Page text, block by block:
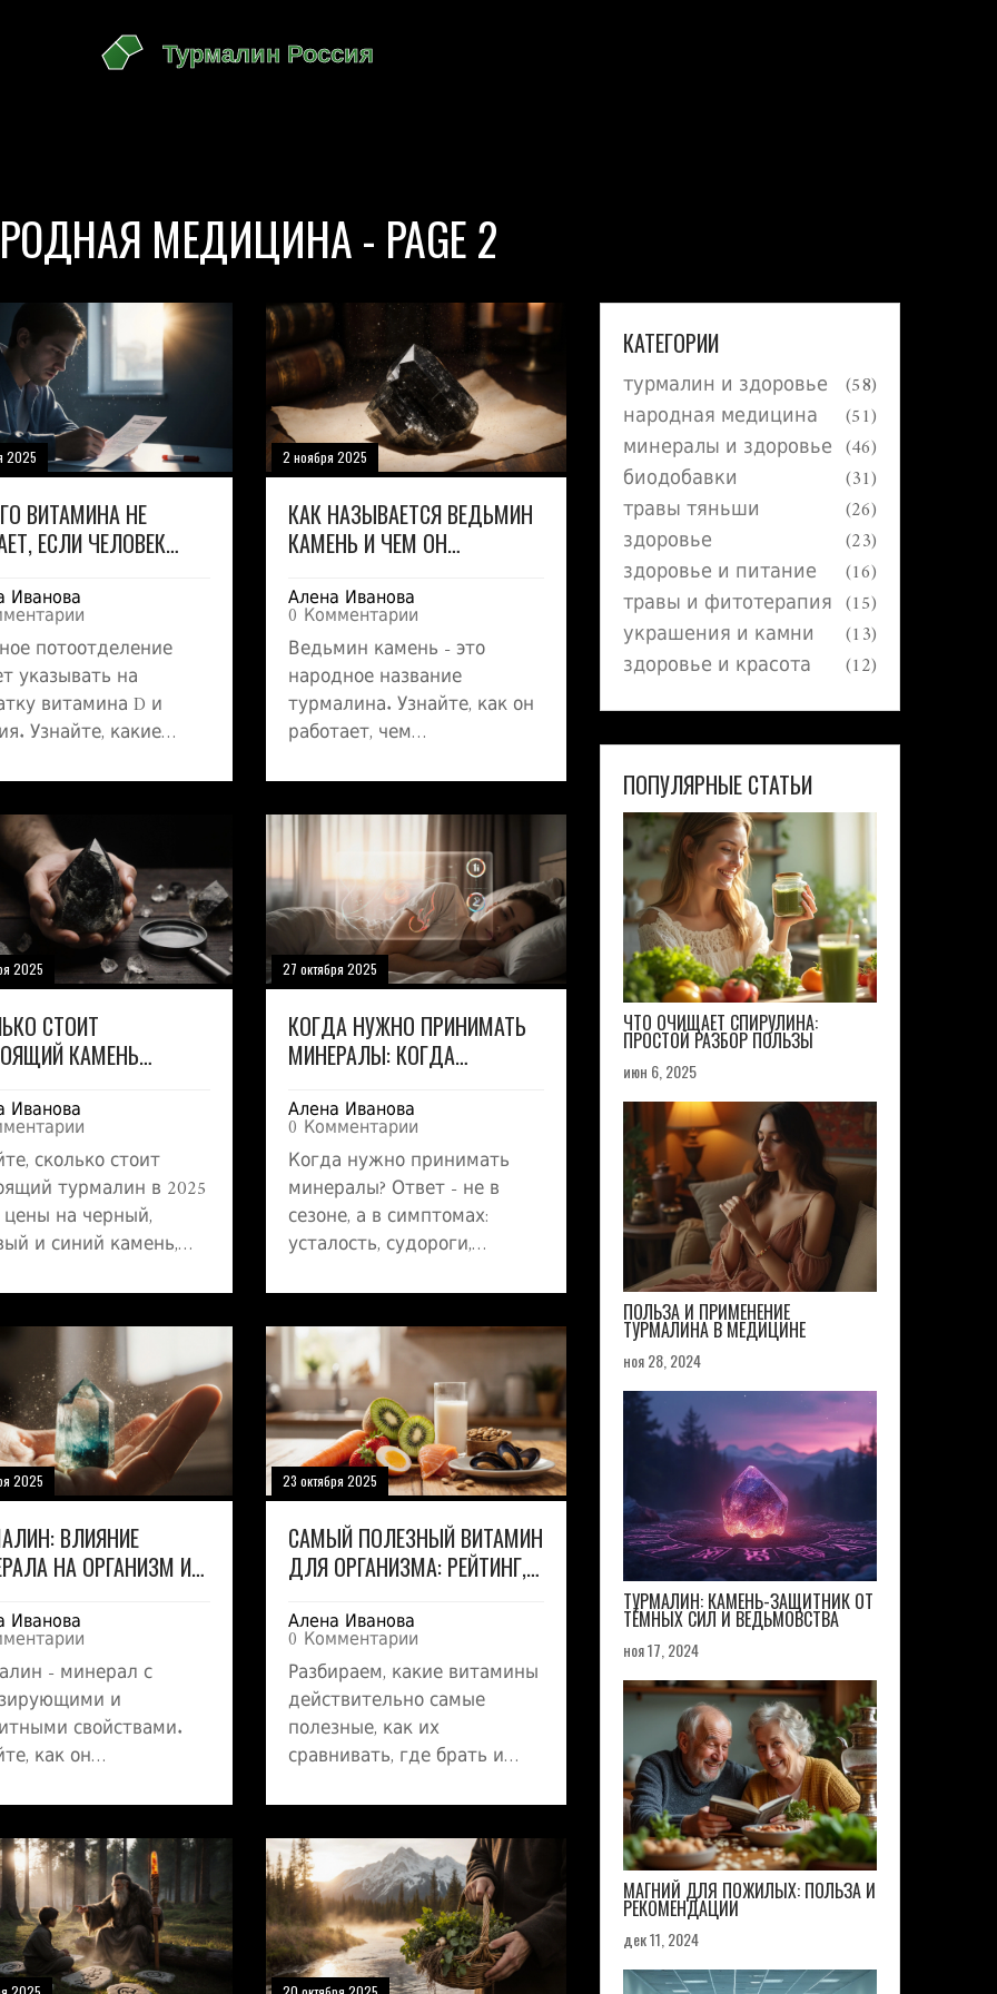
МЕДИЦИНА - PAGE 2
2025
ВИТАМИНА НЕ
ЕСЛИ ЧЕЛОВЕК
Иванова
потоотделение
указывать на
витамина D и
Узнайте, какие
чтобы снизить
и улучшить
состояние.
2 ноября 2025
КАК НАЗЫВАЕТСЯ ВЕДЬМИН
КАМЕНЬ И ЧЕМ ОН
Алена Иванова
0 Комментарии
Ведьмин камень - это
народное название
турмалина. Узнайте, как он
работает, чем
как правильно его
использовать для здоровья
без обмана и мифов.
2025
СТОИТ
КАМЕНЬ
ТУРМАЛИН В
Иванова
сколько стоит
турмалин в 2025
цены на черный,
и синий камень,
и стоит ли его
как вложение. Все -
воды.
27 октября 2025
КОГДА НУЖНО ПРИНИМАТЬ
МИНЕРАЛЫ: КОГДА
ПОДДЕРЖКИ
Алена Иванова
0 Комментарии
Когда нужно принимать
минералы? Ответ - не в
сезоне, а в симптомах:
усталость, судороги,
Минералы - это фундамент
здоровья, а не добавка на
случай, если «вдруг».
Узнайте, когда ваш
организм требует
поддержки.
2025
ВЛИЯНИЕ
НА ОРГАНИЗМ И
Иванова
- минерал с
и
свойствами.
как он
сон и как
использовать в
жизни.
23 октября 2025
САМЫЙ ПОЛЕЗНЫЙ ВИТАМИН
ДЛЯ ОРГАНИЗМА: РЕЙТИНГ,
Алена Иванова
0 Комментарии
Разбираем, какие витамины
действительно самые
полезные, как их
сравнивать, где брать и
при выборе добавок.
КАТЕГОРИИ
турмалин и здоровье (58)
народная медицина (51)
минералы и здоровье (46)
биодобавки (31)
травы тяньши (26)
здоровье (23)
здоровье и питание (16)
травы и фитотерапия (15)
украшения и камни (13)
здоровье и красота (12)
ПОПУЛЯРНЫЕ СТАТЬИ
ЧТО ОЧИЩАЕТ СПИРУЛИНА:
ПРОСТОЙ РАЗБОР ПОЛЬЗЫ
июн 6, 2025
ПОЛЬЗА И ПРИМЕНЕНИЕ
ТУРМАЛИНА В МЕДИЦИНЕ
ноя 28, 2024
ТУРМАЛИН: КАМЕНЬ-ЗАЩИТНИК ОТ
ТЁМНЫХ СИЛ И ВЕДЬМОВСТВА
ноя 17, 2024
МАГНИЙ ДЛЯ ПОЖИЛЫХ: ПОЛЬЗА И
РЕКОМЕНДАЦИИ
дек 11, 2024